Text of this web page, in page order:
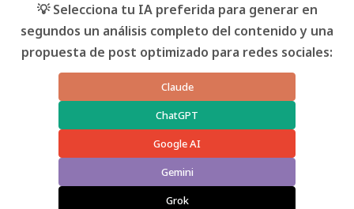
💡 Selecciona tu IA preferida para generar en
segundos un análisis completo del contenido y una
propuesta de post optimizado para redes sociales:
Claude
ChatGPT
Google AI
Gemini
Grok